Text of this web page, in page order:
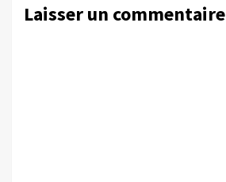
Laisser un commentaire